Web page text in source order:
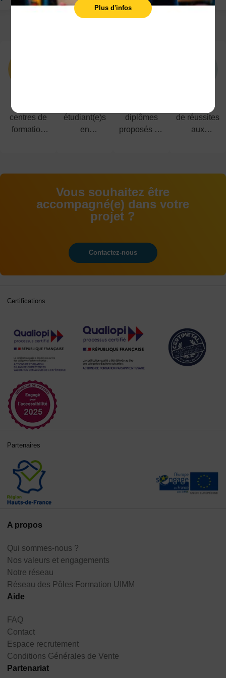
Plus d'infos
centres de
formation
étudiant(e)s
en
diplômes
proposés du
de réussites
aux
Vous souhaitez être
accompagné(e) dans votre
projet ?
Contactez-nous
A propos
Qui sommes-nous ?
Nos valeurs et engagements
Notre réseau
Réseau des Pôles Formation UIMM
Aide
FAQ
Contact
Espace recrutement
Conditions Générales de Vente
Partenariat
Certifications
Partenaires